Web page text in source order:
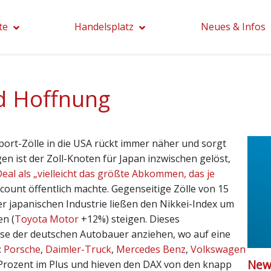
Handelsplatz Neues & Infos
Hoffnung
Zölle in die USA rückt immer näher und sorgt
ist der Zoll-Knoten für Japan inzwischen gelöst,
als „vielleicht das größte Abkommen, das je
öffentlich machte. Gegenseitige Zölle von 15
japanischen Industrie ließen den Nikkei-Index um
(Toyota Motor +12%) steigen. Dieses
der deutschen Autobauer anziehen, wo auf eine
Porsche, Daimler-Truck, Mercedes Benz, Volkswagen
im Plus und hieven den DAX von den knapp